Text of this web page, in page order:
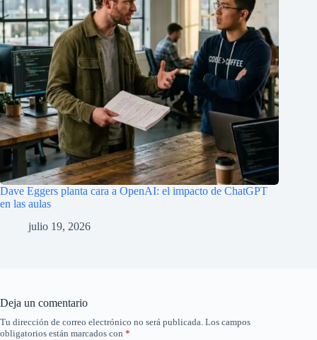
Dave Eggers planta cara a OpenAI: el impacto de ChatGPT
en las aulas
julio 19, 2026
Deja un comentario
Tu dirección de correo electrónico no será publicada. Los campos
obligatorios están marcados con *